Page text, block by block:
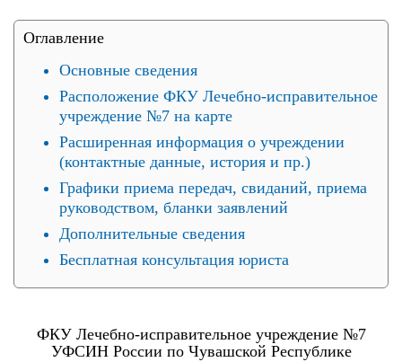
Оглавление
Основные сведения
Расположение ФКУ Лечебно-исправительное
учреждение №7 на карте
Расширенная информация о учреждении
(контактные данные, история и пр.)
Графики приема передач, свиданий, приема
руководством, бланки заявлений
Дополнительные сведения
Бесплатная консультация юриста
ФКУ Лечебно-исправительное учреждение №7
УФСИН России по Чувашской Республике